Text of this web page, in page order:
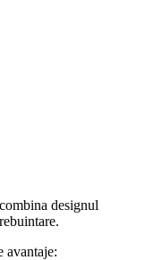
designul
avantaje: